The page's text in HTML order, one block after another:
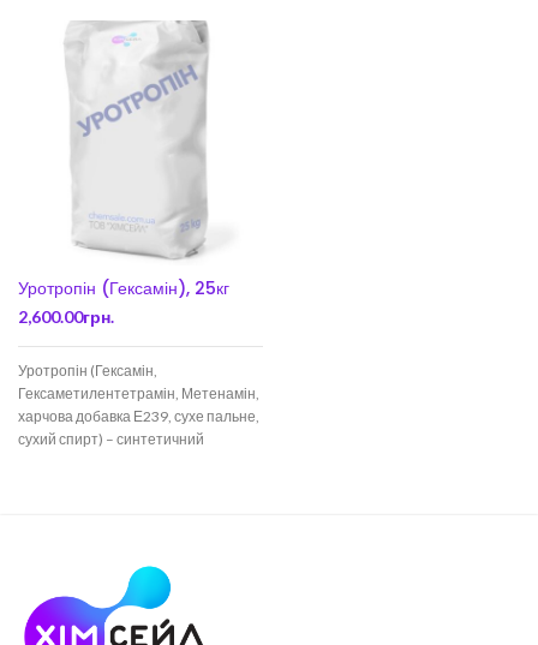
Уротропін (Гексамін), 25кг
2,600.00грн.
Уротропін (Гексамін,
Гексаметилентетрамін, Метенамін,
харчова добавка Е239, сухе пальне,
сухий спирт) – синтетичний